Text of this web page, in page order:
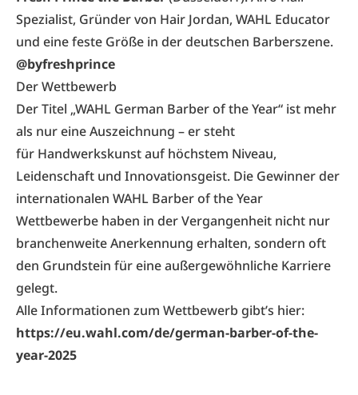
Spezialist, Gründer von Hair Jordan, WAHL Educator
und eine feste Größe in der deutschen Barberszene.
@byfreshprince
Der Wettbewerb
Der Titel „WAHL German Barber of the Year“ ist mehr
als nur eine Auszeichnung – er steht
für Handwerkskunst auf höchstem Niveau,
Leidenschaft und Innovationsgeist. Die Gewinner der
internationalen WAHL Barber of the Year
Wettbewerbe haben in der Vergangenheit nicht nur
branchenweite Anerkennung erhalten, sondern oft
den Grundstein für eine außergewöhnliche Karriere
gelegt.
Alle Informationen zum Wettbewerb gibt’s hier:
https://eu.wahl.com/de/german-barber-of-the-
year-2025